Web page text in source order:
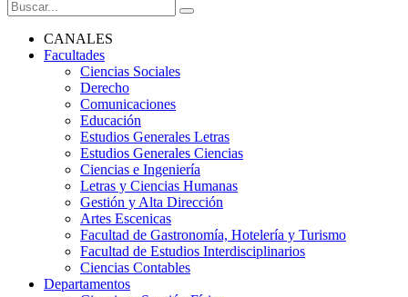
CANALES
Facultades
Ciencias Sociales
Derecho
Comunicaciones
Educación
Estudios Generales Letras
Estudios Generales Ciencias
Ciencias e Ingeniería
Letras y Ciencias Humanas
Gestión y Alta Dirección
Artes Escenicas
Facultad de Gastronomía, Hotelería y Turismo
Facultad de Estudios Interdisciplinarios
Ciencias Contables
Departamentos